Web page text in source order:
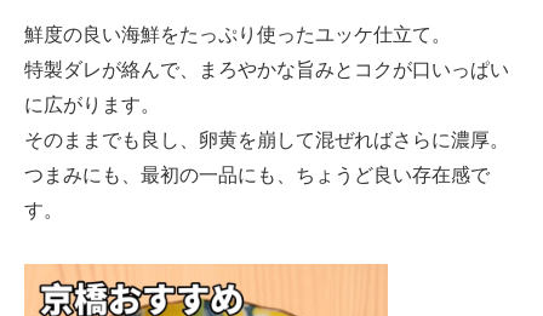
鮮度の良い海鮮をたっぷり使ったユッケ仕立て。
特製ダレが絡んで、まろやかな旨みとコクが口いっぱい
に広がります。
そのままでも良し、卵黄を崩して混ぜればさらに濃厚。
つまみにも、最初の一品にも、ちょうど良い存在感で
す。